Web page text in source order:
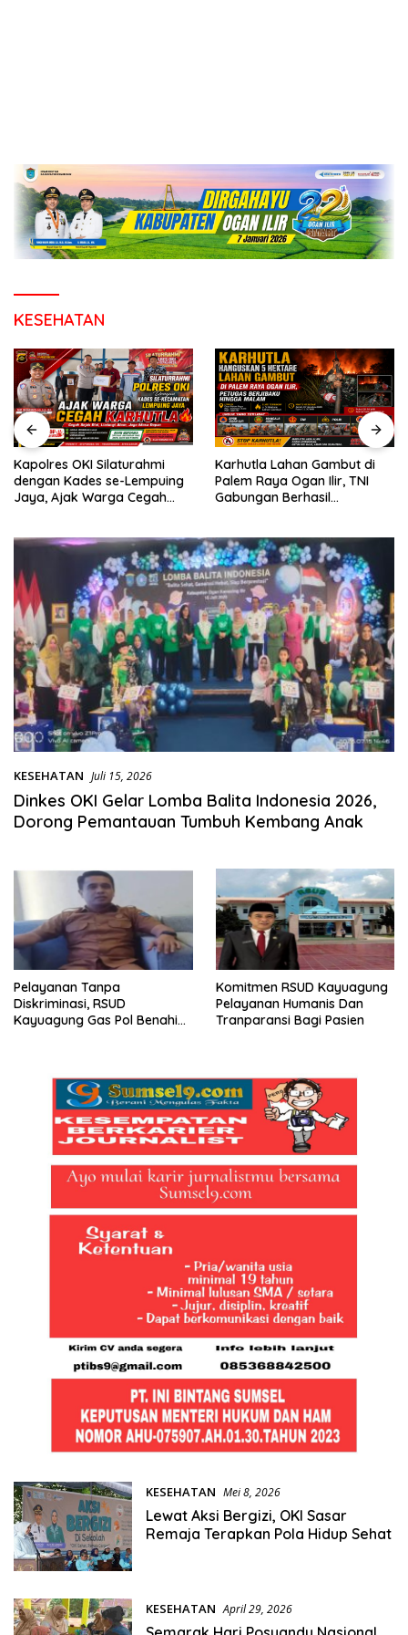
KESEHATAN
Kapolres OKI Silaturahmi
dengan Kades se-Lempuing
Jaya, Ajak Warga Cegah
Karhutla Lahan Gambut di
Palem Raya Ogan Ilir, TNI
Gabungan Berhasil
KESEHATAN Juli 15, 2026
Dinkes OKI Gelar Lomba Balita Indonesia 2026,
Dorong Pemantauan Tumbuh Kembang Anak
Pelayanan Tanpa
Diskriminasi, RSUD
Kayuagung Gas Pol Benahi
Komitmen RSUD Kayuagung
Pelayanan Humanis Dan
Tranparansi Bagi Pasien
KESEHATAN Mei 8, 2026
Lewat Aksi Bergizi, OKI Sasar
Remaja Terapkan Pola Hidup Sehat
KESEHATAN April 29, 2026